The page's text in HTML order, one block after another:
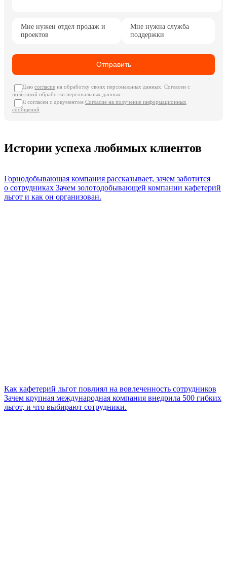
Мне нужен отдел продаж и
проектов
Мне нужна служба
поддержки
Даю cогласие на обработку своих персональных данных. Согласен с
политикой обработки персональных данных.
Я согласен с документом Согласие на получение информационных
сообщений
Отправить
Истории успеха любимых клиентов
Горнодобывающая компания рассказывает, зачем заботится
о сотрудниках Зачем золотодобывающей компании кафетерий
льгот и как он организован.
Как кафетерий льгот повлиял на вовлеченность сотрудников
Зачем крупная международная компания внедрила 500 гибких
льгот, и что выбирают сотрудники.